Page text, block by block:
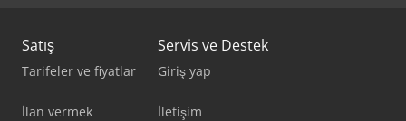
Satış
Tarifeler ve fiyatlar
İlan vermek
Servis ve Destek
Giriş yap
İletişim